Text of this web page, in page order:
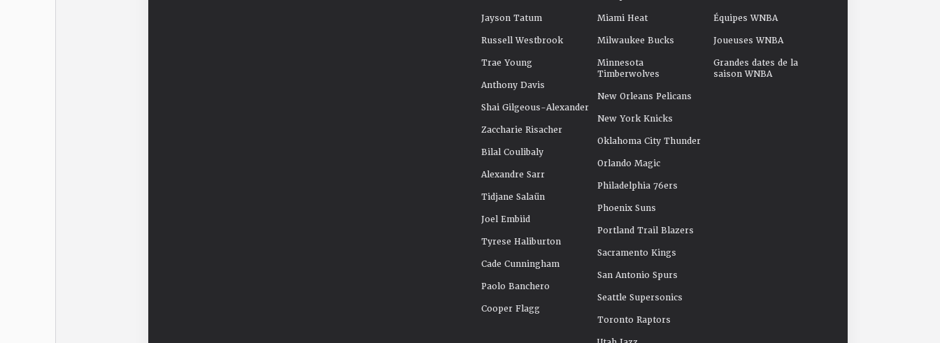
Jayson Tatum
Russell Westbrook
Trae Young
Anthony Davis
Shai Gilgeous-Alexander
Zaccharie Risacher
Bilal Coulibaly
Alexandre Sarr
Tidjane Salaün
Joel Embiid
Tyrese Haliburton
Cade Cunningham
Paolo Banchero
Cooper Flagg
Miami Heat
Milwaukee Bucks
Minnesota
Timberwolves
New Orleans Pelicans
New York Knicks
Oklahoma City Thunder
Orlando Magic
Philadelphia 76ers
Phoenix Suns
Portland Trail Blazers
Sacramento Kings
San Antonio Spurs
Seattle Supersonics
Toronto Raptors
Équipes WNBA
Joueuses WNBA
Grandes dates de la
saison WNBA